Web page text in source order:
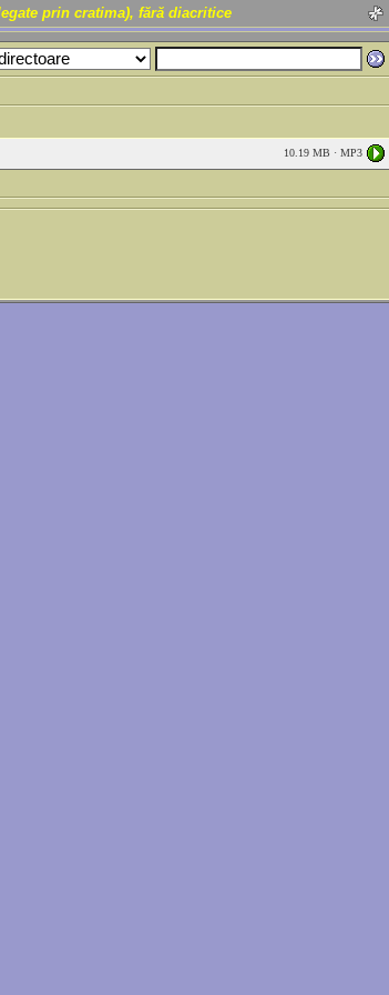
prin cratima), fără diacritice
10.19 MB · MP3